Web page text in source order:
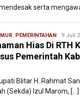
serta
, PEMERINTAHAN
Redaksi
Filesatu
9 Juli
Hias Di RTH
Pemerintah
Blitar H. Rahmat
(Sekda) Izul Marom, […]